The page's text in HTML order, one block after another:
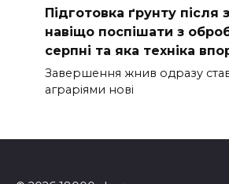
Підготовка ґрунту після
навіщо поспішати з
серпні та яка техніка
Завершення жнив одразу
аграріями нові